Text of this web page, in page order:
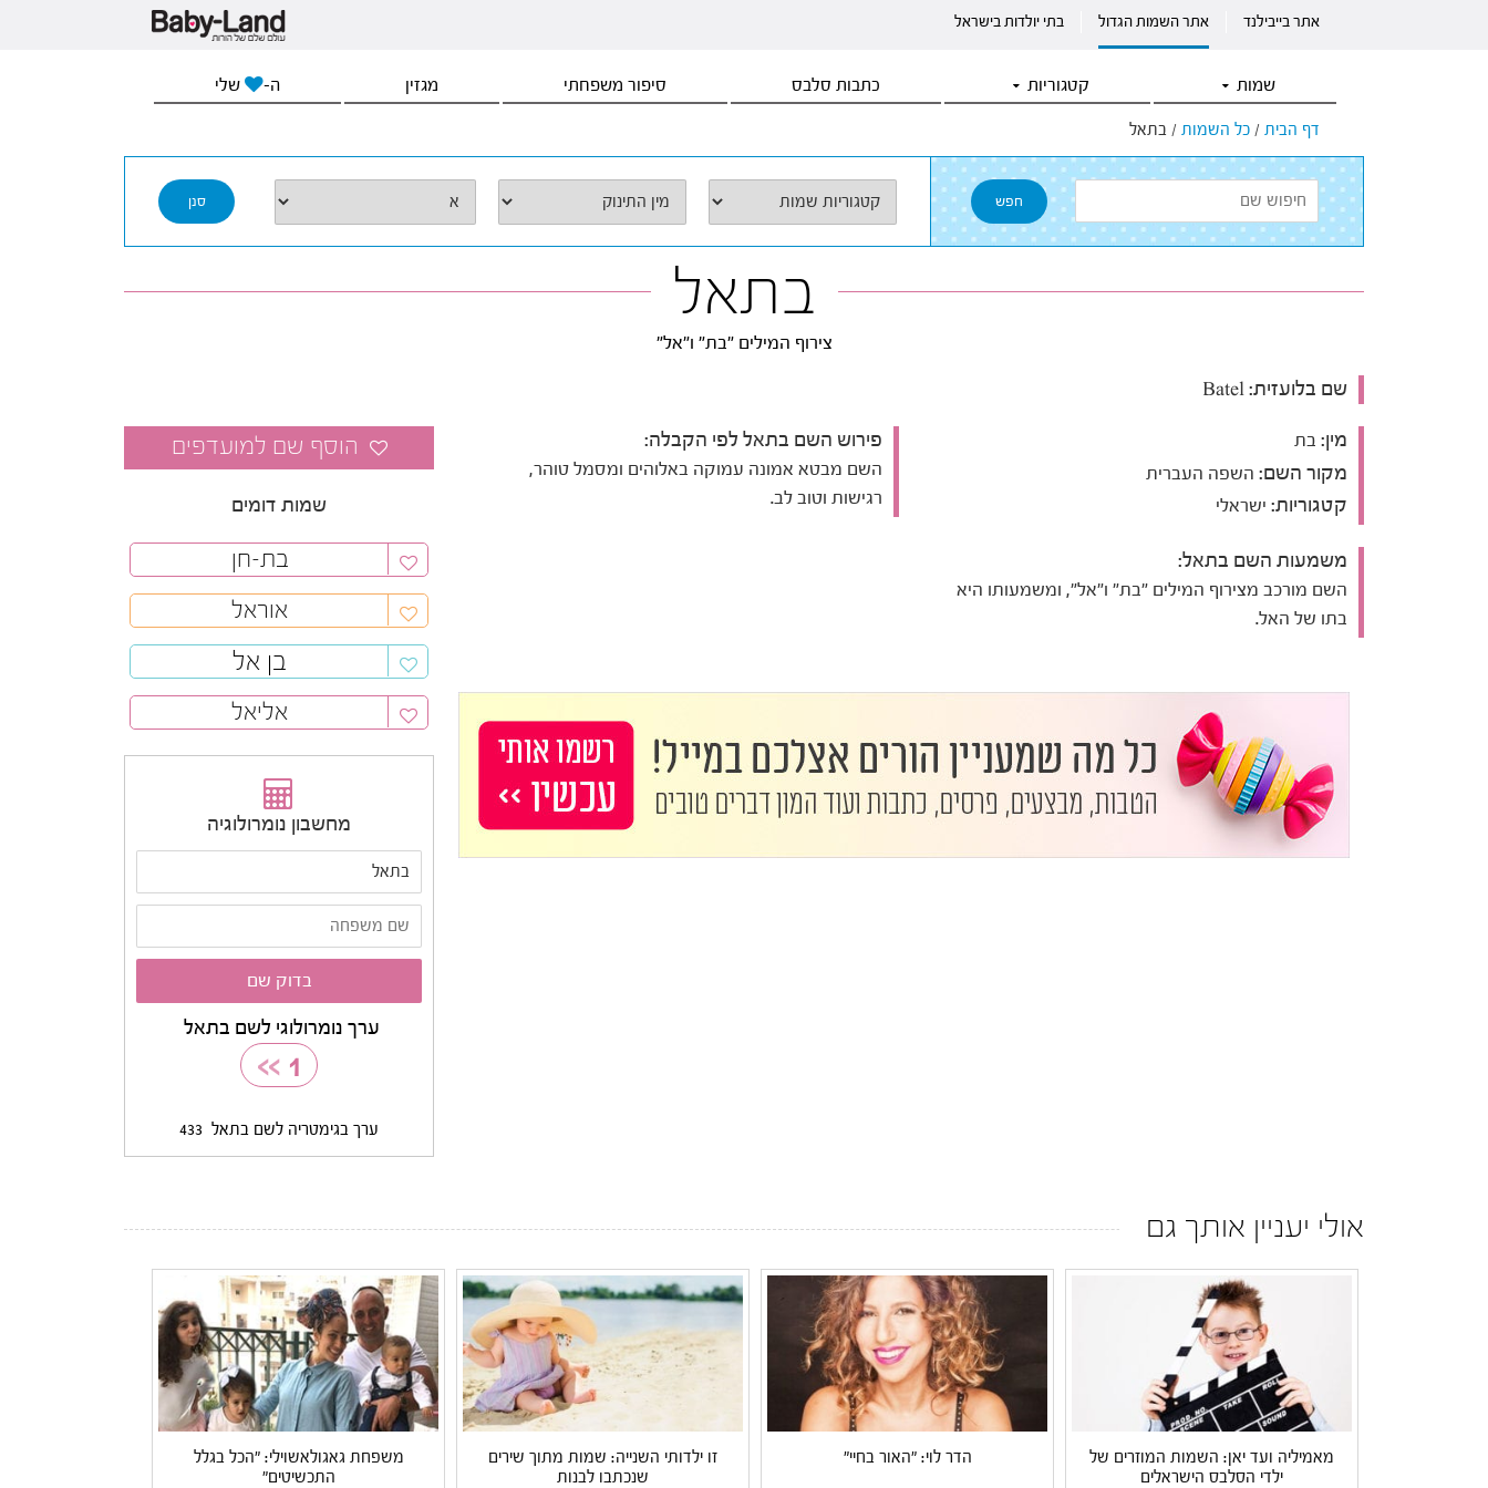
אתר בייבילנד אתר השמות הגדול בתי יולדות בישראל
שמות קטגוריות כתבות סלבס סיפור משפחתי מגזין ה- שלי
דף הבית / כל השמות / בתאל
בתאל
צירוף המילים "בת" ו"אל"
שם בלועזית:
מין: בת
מקור השם: השפה העברית
קטגוריות: ישראלי
משמעות השם בתאל:
השם מורכב מצירוף המילים "בת" ו"אל", ומשמעותו היא
בתו של האל.
פירוש השם בתאל לפי הקבלה:
השם מבטא אמונה עמוקה באלוהים ומסמל טוהר,
רגישות וטוב לב.
שמות דומים
בת-חן
אוראל
בן אל
אליאל
מחשבון נומרולוגיה
ערך נומרולוגי לשם בתאל
1
>>
ערך בגימטריה לשם בתאל 433
אולי יעניין אותך גם
מאמיליה ועד יאן: השמות המוזרים של
ילדי הסלבס הישראלים
הדר לוי: "האור בחיי"
זו ילדותי השנייה: שמות מתוך שירים
שנכתבו לבנות
משפחת גאגולאשוילי: "הכל בגלל
התכשיטים"